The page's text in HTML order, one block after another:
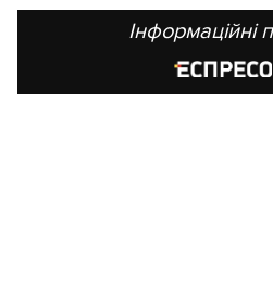
Інформаційні